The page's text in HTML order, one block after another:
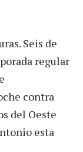
Seis de
regular
contra
del Oeste
esta